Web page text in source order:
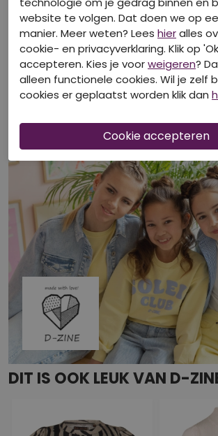
50% Korting
D-ZINE
Z90223/Saika LILA
T-shirts korte mouw
50%
D-ZINE
Z90732/
Singlets
DIT IS OOK LEUK VAN D-
website te volgen. Dat doen we op
manier. Meer weten? Lees hieralles
cookie- en privacyverklaring. Klik op
accepteren. Kies je voorweigeren?
alleen functionele cookies. Wil je zelf
cookies er geplaatst worden klik dan